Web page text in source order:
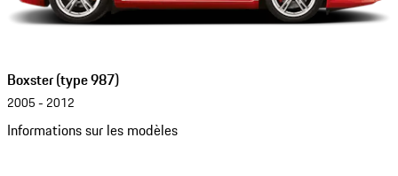
Boxster (type 987)
2005 - 2012
Informations sur les modèles